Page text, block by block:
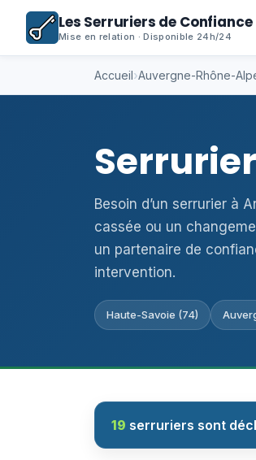
Les Serruriers de Confiance
Mise en relation · Disponible 24h/24
Accueil›Auvergne-Rhône-
Besoin d’un serrurier à
cassée ou un
un partenaire de
intervention.
Haute-Savoie (74)
19 serruriers sont